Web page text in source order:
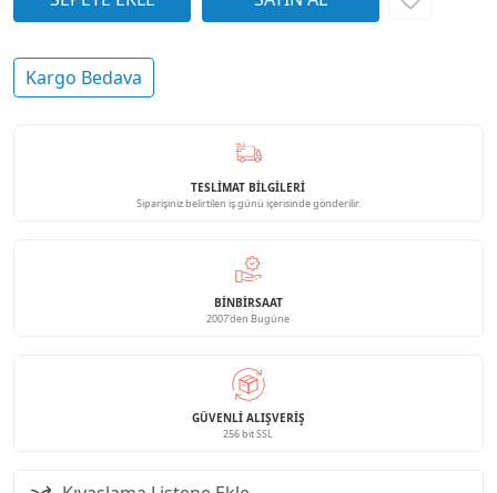
Kargo Bedava
TESLİMAT BİLGİLERİ
Siparişiniz belirtilen iş günü içerisinde gönderilir.
BINBIRSAAT
2007'den Bugüne
GÜVENLI ALIŞVERIŞ
256 bit SSL